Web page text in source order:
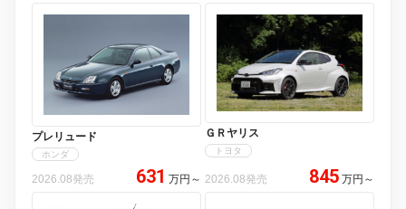
プレリュード
ホンダ
2026.08発売 631 万円 ～
ＧＲヤリス
トヨタ
2026.08発売 845 万円 ～